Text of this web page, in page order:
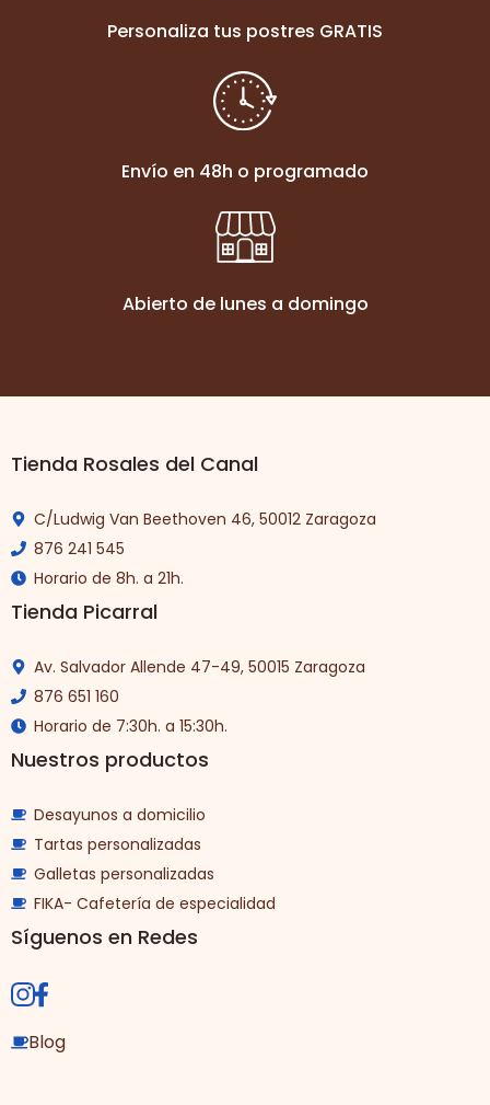
Personaliza tus postres GRATIS
Envío en 48h o programado
Abierto de lunes a domingo
Tienda Rosales del Canal
C/Ludwig Van Beethoven 46, 50012 Zaragoza
876 241 545
Horario de 8h. a 21h.
Tienda Picarral
Av. Salvador Allende 47-49, 50015 Zaragoza
876 651 160
Horario de 7:30h. a 15:30h.
Nuestros productos
Desayunos a domicilio
Tartas personalizadas
Galletas personalizadas
FIKA- Cafetería de especialidad
Síguenos en Redes
Blog